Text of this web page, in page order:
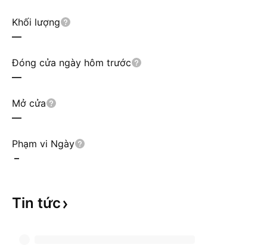
Khối lượng
—
Đóng cửa ngày hôm trước
—
Mở cửa
—
Phạm vi Ngày
–
Tin tức